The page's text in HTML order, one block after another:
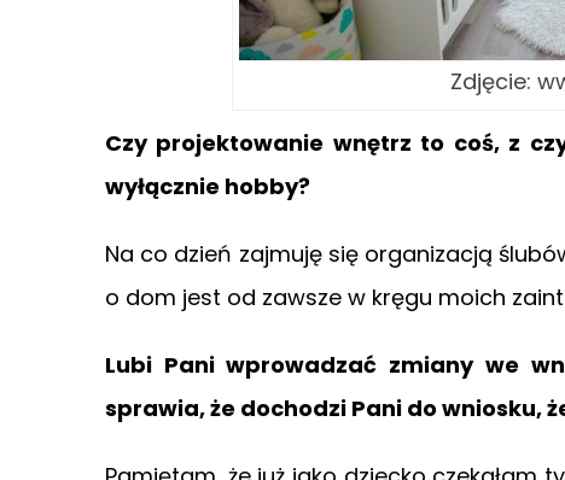
Zdjęcie:
Czy projektowanie wnętrz to coś, z
wyłącznie hobby?
Na co dzień zajmuję się organizacją
o dom jest od zawsze w kręgu moich
Lubi Pani wprowadzać zmiany we
sprawia, że dochodzi Pani do wniosku,